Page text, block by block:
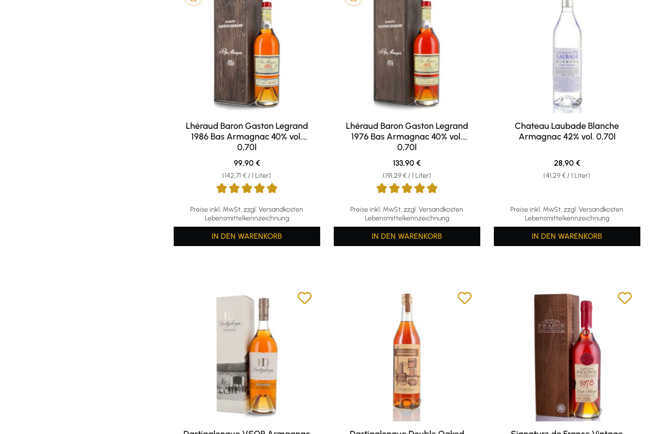
Lhéraud Baron Gaston Legrand
1986 Bas Armagnac 40% vol.
0,70l
Preise inkl. MwSt. zzgl. Versandkosten
Lebensmittelkennzeichnung
(142,71 € / 1 Liter)
Regulärer Preis:
99,90 €
IN DEN WARENKORB
Lhéraud Baron Gaston Legrand
1976 Bas Armagnac 40% vol.
0,70l
Preise inkl. MwSt. zzgl. Versandkosten
Lebensmittelkennzeichnung
(191,29 € / 1 Liter)
Regulärer Preis:
133,90 €
IN DEN WARENKORB
Chateau Laubade Blanche
Armagnac 42% vol. 0,70l
Preise inkl. MwSt. zzgl. Versandkosten
Lebensmittelkennzeichnung
(41,29 € / 1 Liter)
Regulärer Preis:
28,90 €
IN DEN WARENKORB